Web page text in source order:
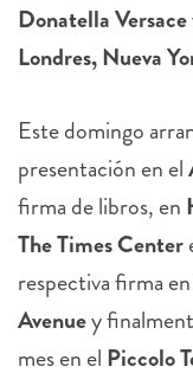
Donatella Versace
Londres, Nueva
Este domingo
presentación en el
firma de libros, en
The Times Center
respectiva firma
Avenuey
mes en el Piccolo